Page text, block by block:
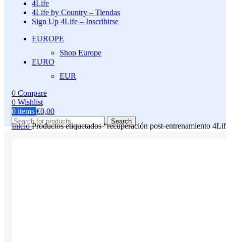
4Life
4Life by Country – Tiendas
Sign Up 4Life – Inscribirse
EUROPE
Shop Europe
EURO
EUR
0 Compare
0 Wishlist
0 items €0,00
Search
InicioProductos etiquetados “recuperación post-entrenamiento